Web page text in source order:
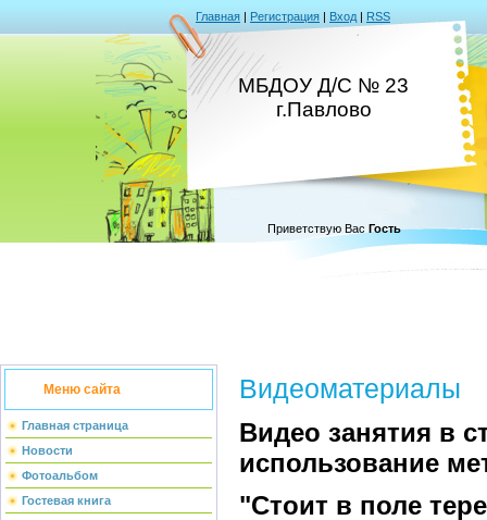
Главная | Регистрация | Вход | RSS
МБДОУ Д/С № 23
г.Павлово
Приветствую Вас Гость
Меню сайта
Главная страница
Новости
Фотоальбом
Гостевая книга
Видеоматериалы
Видео занятия в
использование
"Стоит в поле